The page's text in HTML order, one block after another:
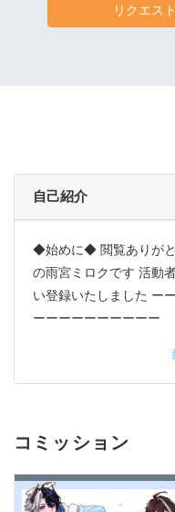
リクエス
自己紹介
◆始めに◆ 閲覧ありが
の雨宮ミロクです 活動
い登録いたしました ー
ーーーーーーーーーー
コミッション